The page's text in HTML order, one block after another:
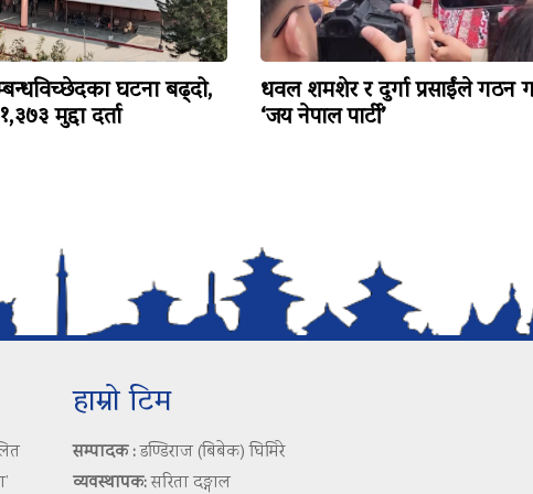
घटना बढ्दो,
मुद्दा दर्ता
धवल शमशेर र दुर्गा प्रसाईंले गठन
‘जय नेपाल पार्टी’
हाम्रो टिम
सम्पादक :डण्डिराज (बिबेक) घिमिरे
व्यवस्थापक:सरिता दङ्गाल